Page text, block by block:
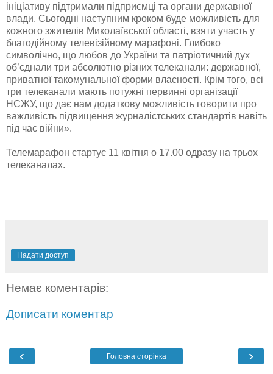
ініціативу підтримали підприємці та органи державної
влади. Сьогодні наступним кроком буде можливість для
кожного зжителів Миколаївської області, взяти участь у
благодійному телевізійному марафоні. Глибоко
символічно, що любов до України та патріотичний дух
об’єднали три абсолютно різних телеканали: державної,
приватної такомунальної форми власності. Крім того, всі
три телеканали мають потужні первинні організації
НСЖУ, що дає нам додаткову можливість говорити про
важливість підвищення журналістських стандартів навіть
під час війни».
Телемарафон стартує 11 квітня о 17.00 одразу на трьох
телеканалах.
Надати доступ
Немає коментарів:
Дописати коментар
‹ ›
Головна сторінка